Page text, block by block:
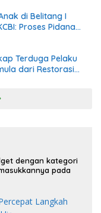
di Belitang I
Proses Pidana
Terduga Pelaku
dari Restorasi
dengan kategori
pada